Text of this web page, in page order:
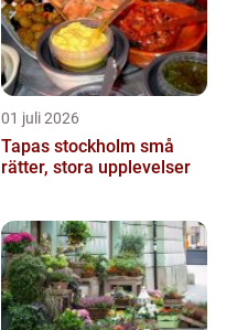
01 juli 2026
Tapas stockholm små
rätter, stora upplevelser